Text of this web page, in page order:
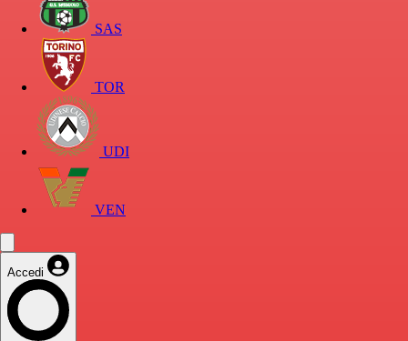
SAS
TOR
UDI
VEN
Accedi